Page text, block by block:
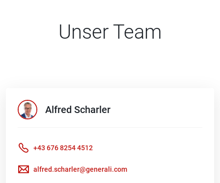
Unser Team
Alfred Scharler
+43 676 8254 4512
alfred.scharler@generali.com